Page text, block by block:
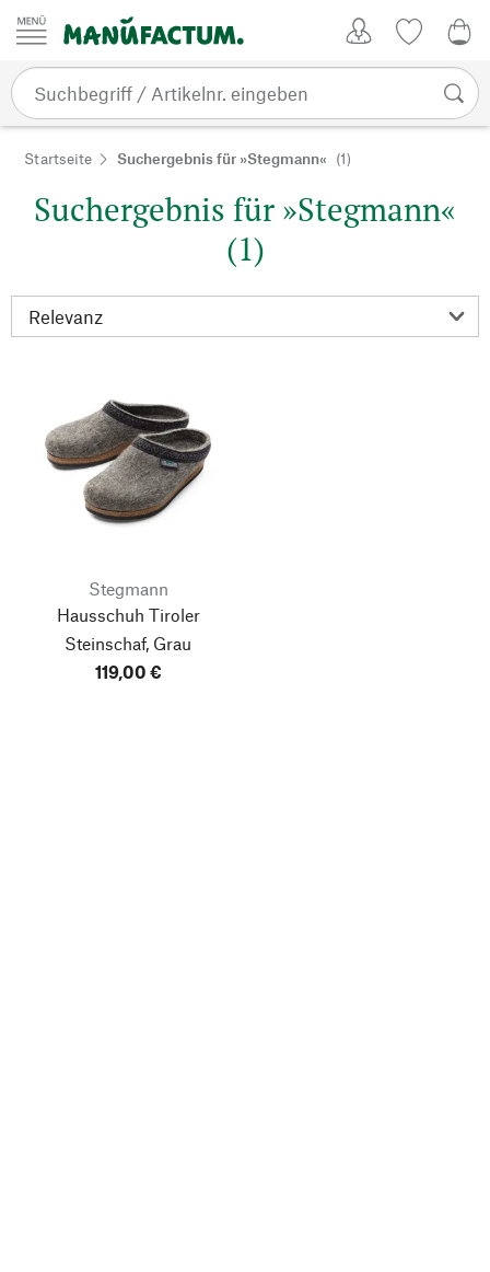
Zum Inhalt springen
Startseite Suchergebnis für »Stegmann« (1)
Suchergebnis für »Stegmann«
(1)
Stegmann
Hausschuh Tiroler
Steinschaf, Grau
119,00 €